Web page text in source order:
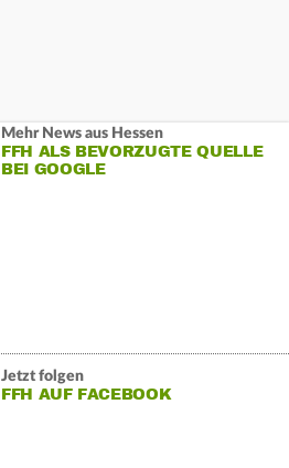
Mehr News aus Hessen
FFH ALS BEVORZUGTE QUELLE
BEI GOOGLE
Jetzt folgen
FFH AUF FACEBOOK